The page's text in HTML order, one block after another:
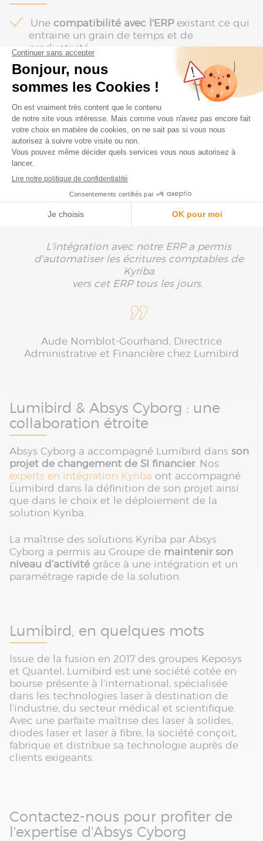
Une compatibilité avec l'ERPexistant ce qui
entraine un grain de temps et de
productivité
La visibilité globale sur les fluxdu Groupe
La capacité à pouvoirréaliser du prévisionnel
L' automatisation des analyses des flux
passés
L'intégration avec notre ERP a permis
d'automatiser les écritures comptables de
Kyriba
vers cet ERP tous les jours.
Aude Nomblot-Gourhand, Directrice
Administrative et Financière chez Lumibird
Lumibird & Absys Cyborg : une
collaboration étroite
Absys Cyborg a accompagné Lumibird dans son
projet de changement de SI financier. Nos
experts en intégration Kyriba ont accompagné
Lumibird dans la définition de son projet ainsi
que dans le choix et le déploiement de la
solution Kyriba.
La maîtrise des solutions Kyriba par Absys
Cyborg a permis au Groupe de maintenir son
niveau d’activité grâce à une intégration et un
paramétrage rapide de la solution.
Lumibird, en quelques mots
Issue de la fusion en 2017 des groupes Keposys
et Quantel, Lumibird est une société cotée en
bourse présente à l’international, spécialisée
dans les technologies laser à destination de
l’industrie, du secteur médical et scientifique.
Avec une parfaite maîtrise des laser à solides,
diodes laser et laser à fibre, la société conçoit,
fabrique et distribue sa technologie auprès de
clients exigeants.
Contactez-nous pour profiter de
l'expertise d'Absys Cyborg